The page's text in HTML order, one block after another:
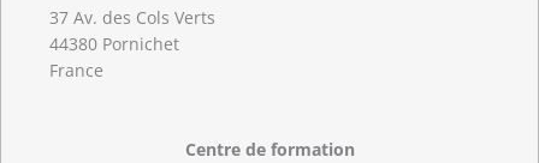
37 Av. des Cols Verts
44380 Pornichet
France
Centre de formation